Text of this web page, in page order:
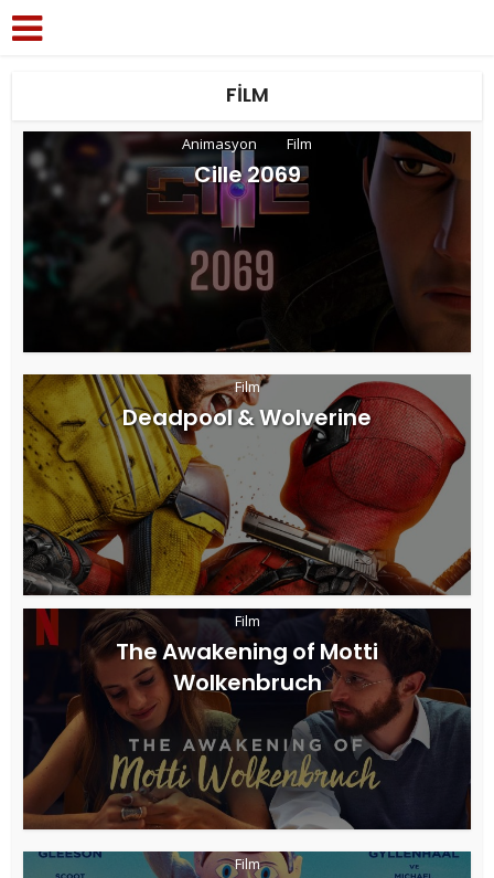
FILM
Animasyon Film
Cille 2069
Film
Deadpool & Wolverine
Film
The Awakening of Motti
Wolkenbruch
Film